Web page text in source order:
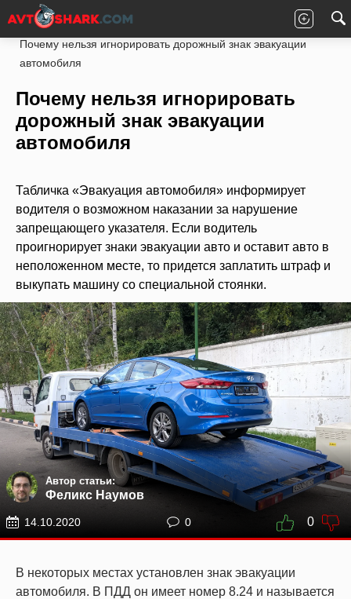
Главная Законы
Почему нельзя игнорировать дорожный знак эвакуации
автомобиля
Почему нельзя игнорировать
дорожный знак эвакуации
автомобиля
Табличка «Эвакуация автомобиля» информирует
водителя о возможном наказании за нарушение
запрещающего указателя. Если водитель
проигнорирует знаки эвакуации авто и оставит авто в
неположенном месте, то придется заплатить штраф и
выкупать машину со специальной стоянки.
Автор статьи:
Феликс Наумов
14.10.2020 0 0
В некоторых местах установлен знак эвакуации
автомобиля. В ПДД он имеет номер 8.24 и называется